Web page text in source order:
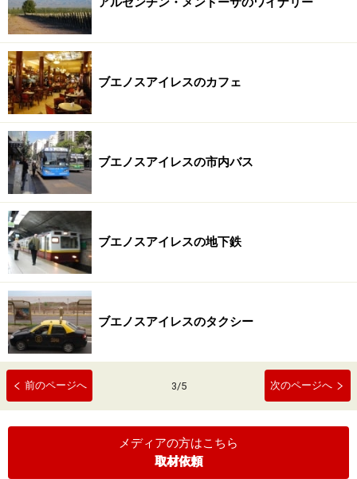
ブエノスアイレスのカフェ
ブエノスアイレスの市内バス
ブエノスアイレスの地下鉄
ブエノスアイレスのタクシー
前のページへ 3/5 次のページへ
メディアの方はこちら
取材依頼